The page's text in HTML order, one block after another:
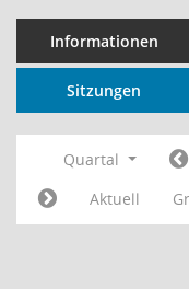
Informationen
Sitzungen
Quartal
Aktuell